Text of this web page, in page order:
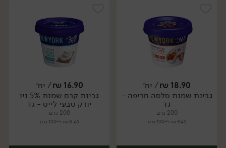
יח׳ יח׳
18.90
₪/ יח׳
גבינת שמנת סלסה חריפה -
גד
200 גרם
9.45 ₪ ל-100 גרם
16.90
₪/ יח׳
גבינת קרם שמנת 5% ניו
יורק טבעי לייט - גד
200 גרם
8.45 ₪ ל-100 גרם